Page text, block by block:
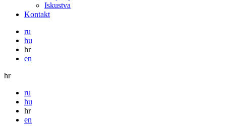
Iskustva
Kontakt
ru
hu
hr
en
hr
ru
hu
hr
en